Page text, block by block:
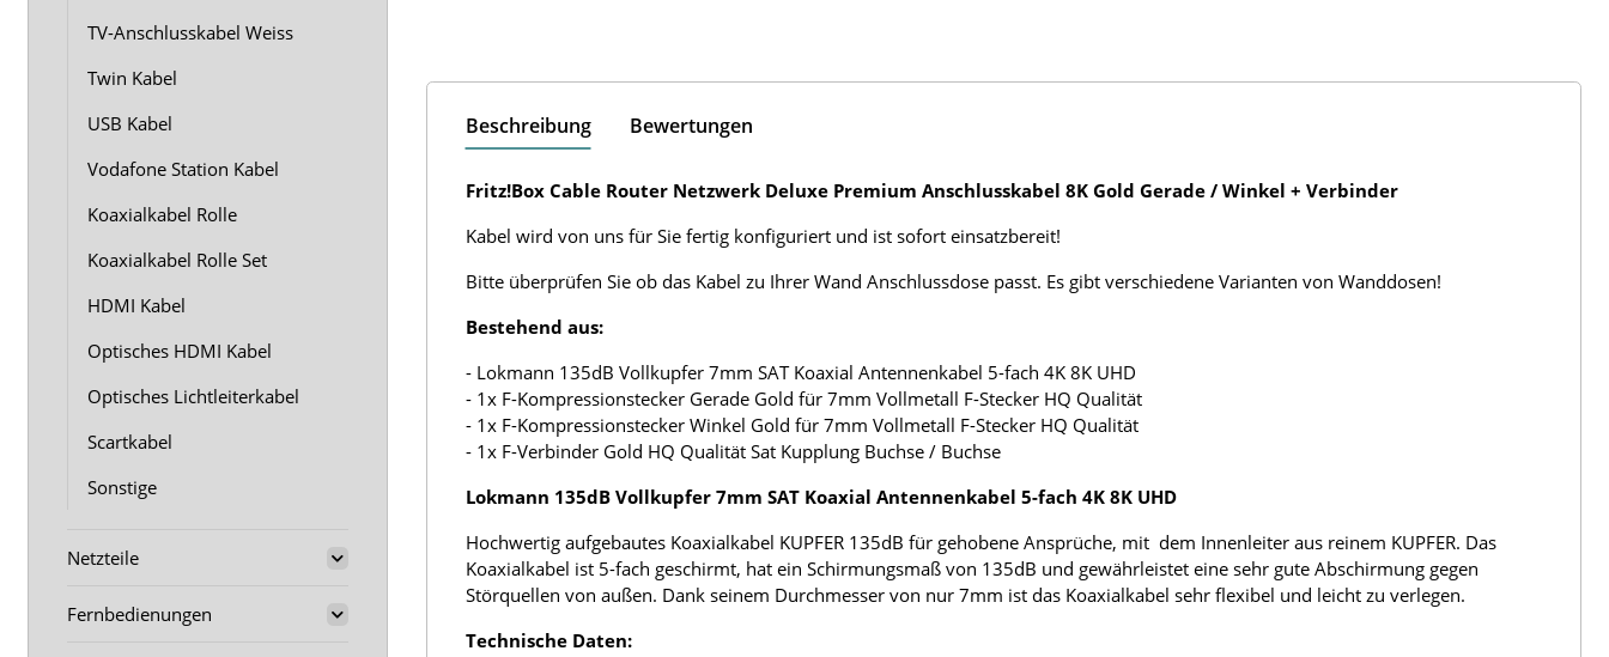
Beschreibung Bewertungen
Fritz!Box Cable Router Netzwerk Deluxe Premium Anschlusskabel 8K Gold Gerade / Winkel + Verbinder
Kabel wird von uns für Sie fertig konfiguriert und ist sofort einsatzbereit!
Bitte überprüfen Sie ob das Kabel zu Ihrer Wand Anschlussdose passt. Es gibt verschiedene Varianten von Wanddosen!
Bestehend aus:
- Lokmann 135dB Vollkupfer 7mm SAT Koaxial Antennenkabel 5-fach 4K 8K UHD
- 1x F-Kompressionstecker Gerade Gold für 7mm Vollmetall F-Stecker HQ Qualität
- 1x F-Kompressionstecker Winkel Gold für 7mm Vollmetall F-Stecker HQ Qualität
- 1x F-Verbinder Gold HQ Qualität Sat Kupplung Buchse / Buchse
Lokmann 135dB Vollkupfer 7mm SAT Koaxial Antennenkabel 5-fach 4K 8K UHD
Hochwertig aufgebautes Koaxialkabel KUPFER 135dB für gehobene Ansprüche, mit dem Innenleiter aus reinem KUPFER. Das
Koaxialkabel ist 5-fach geschirmt, hat ein Schirmungsmaß von 135dB und gewährleistet eine sehr gute Abschirmung gegen
Störquellen von außen. Dank seinem Durchmesser von nur 7mm ist das Koaxialkabel sehr flexibel und leicht zu verlegen.
Technische Daten:
TV-Anschlusskabel Weiss
Twin Kabel
USB Kabel
Vodafone Station Kabel
Koaxialkabel Rolle
Koaxialkabel Rolle Set
HDMI Kabel
Optisches HDMI Kabel
Optisches Lichtleiterkabel
Scartkabel
Sonstige
Netzteile
Fernbedienungen